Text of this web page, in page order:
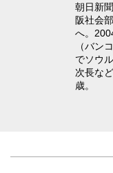
朝日新
阪社会
へ。
（バン
でソウ
次長な
歳。